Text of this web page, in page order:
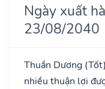
Ngày xuất
23/08/2040
Thuần Dương (Tốt)
nhiều thuận lợi